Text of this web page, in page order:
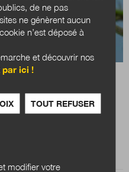
demain via la fiction
proximité, chargé·e de
visiteur·se inclusif·ve
de ne pas
ne génèrent aucun
n’est déposé à
et découvrir nos
par ici !
TOUT REFUSER
modifier votre